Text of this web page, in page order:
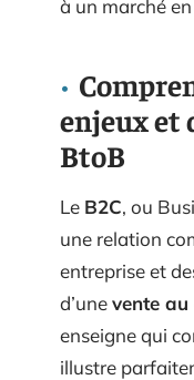
à un marché
enjeux et
BtoB
Le B2C, ou
une relation
entreprise et
d’unevente
enseigne qui
illustre